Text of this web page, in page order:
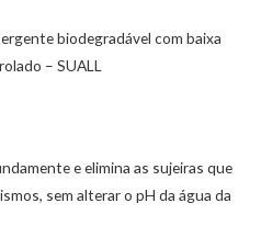
biodegradável com baixa
– SUALL
e elimina as sujeiras que
sem alterar o pH da água da